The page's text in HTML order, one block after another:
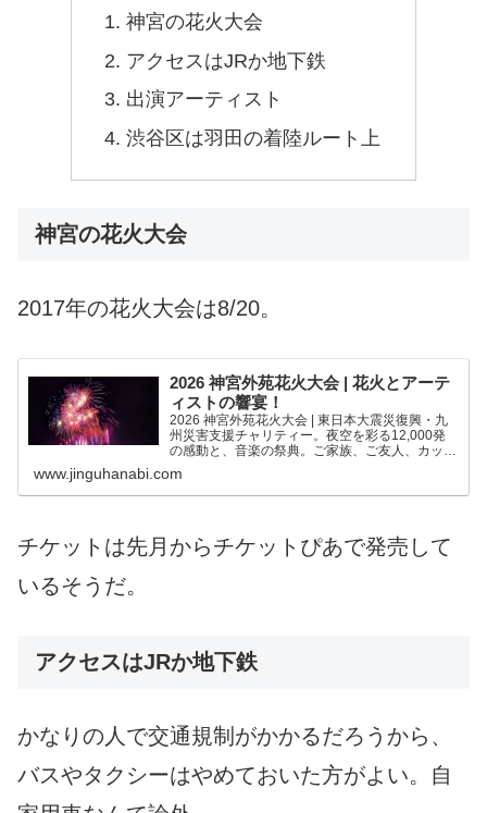
神宮の花火大会
アクセスはJRか地下鉄
出演アーティスト
渋谷区は羽田の着陸ルート上
神宮の花火大会
2017年の花火大会は8/20。
2026 神宮外苑花火大会 | 花火とアーテ
ィストの響宴！
2026 神宮外苑花火大会 | 東日本大震災復興・九
州災害支援チャリティー。夜空を彩る12,000発
の感動と、音楽の祭典。ご家族、ご友人、カップ
会場で、思い思いの夏の夜、神宮外苑花火大会を
お楽しみ...
www.jinguhanabi.com
チケットは先月からチケットぴあで発売して
いるそうだ。
アクセスはJRか地下鉄
かなりの人で交通規制がかかるだろうから、
バスやタクシーはやめておいた方がよい。自